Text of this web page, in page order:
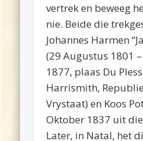
vertrek en beweeg
nie. Beide die
Johannes Harmen
(29 Augustus 1801
1877, plaas Du
Harrismith,
Vrystaat) en Koos
Oktober 1837 uit
Later, in Natal, het